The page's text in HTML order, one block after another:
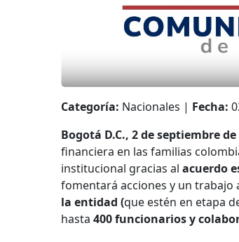
Categoría: Nacionales | Fecha:
Bogotá D.C., 2 de septiembre de
financiera en las familias
institucional gracias al acuerdo
fomentará acciones y un trabajo
la entidad (que estén en etapa
hasta 400 funcionarios y